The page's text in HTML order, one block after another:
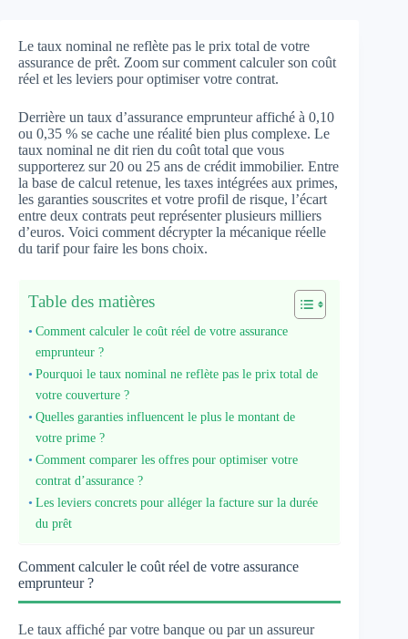
Le taux nominal ne reflète pas le prix total de votre
assurance de prêt. Zoom sur comment calculer son coût
réel et les leviers pour optimiser votre contrat.
Derrière un taux d’assurance emprunteur affiché à 0,10
ou 0,35 % se cache une réalité bien plus complexe. Le
taux nominal ne dit rien du coût total que vous
supporterez sur 20 ou 25 ans de crédit immobilier. Entre
la base de calcul retenue, les taxes intégrées aux primes,
les garanties souscrites et votre profil de risque, l’écart
entre deux contrats peut représenter plusieurs milliers
d’euros. Voici comment décrypter la mécanique réelle
du tarif pour faire les bons choix.
Table des matières
Comment calculer le coût réel de votre assurance
emprunteur ?
Pourquoi le taux nominal ne reflète pas le prix total de
votre couverture ?
Quelles garanties influencent le plus le montant de
votre prime ?
Comment comparer les offres pour optimiser votre
contrat d’assurance ?
Les leviers concrets pour alléger la facture sur la durée
du prêt
Comment calculer le coût réel de votre assurance
emprunteur ?
Le taux affiché par votre banque ou par un assureur